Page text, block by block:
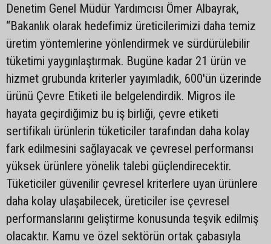
Denetim Genel Müdür Yardımcısı Ömer Albayrak,
“Bakanlık olarak hedefimiz üreticilerimizi daha temiz
üretim yöntemlerine yönlendirmek ve sürdürülebilir
tüketimi yaygınlaştırmak. Bugüne kadar 21 ürün ve
hizmet grubunda kriterler yayımladık, 600'ün üzerinde
ürünü Çevre Etiketi ile belgelendirdik. Migros ile
hayata geçirdiğimiz bu iş birliği, çevre etiketi
sertifikalı ürünlerin tüketiciler tarafından daha kolay
fark edilmesini sağlayacak ve çevresel performansı
yüksek ürünlere yönelik talebi güçlendirecektir.
Tüketiciler güvenilir çevresel kriterlere uyan ürünlere
daha kolay ulaşabilecek, üreticiler ise çevresel
performanslarını geliştirme konusunda teşvik edilmiş
olacaktır. Kamu ve özel sektörün ortak çabasıyla